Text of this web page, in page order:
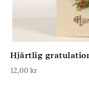
Hjärtlig
12,00 kr